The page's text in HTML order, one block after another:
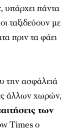
υπάρχει πάντα
ταξιδεύουν με
πριν τα φάει
την ασφάλειά
άλλων χωρών,
των
Times ο